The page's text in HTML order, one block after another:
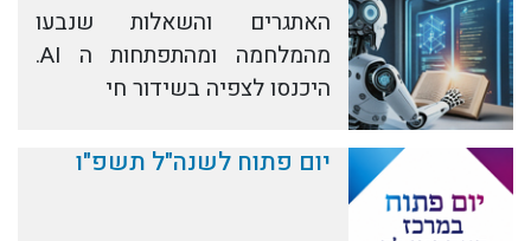
האתגרים והשאלות שנבעו
מהמלחמה ומהתפתחות ה AI.
היכנסו לצפיה בשידור חי
יום פתוח לשנה"ל תשפ"ו